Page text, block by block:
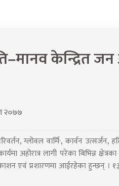
केन्द्रित
२०७७
ग्लोवल वार्मि·, कार्वन उत्सर्जन,
अहोरात्र लागी परेका बिभिन्न
एवं प्रशारणमा आईरहेका हुन्छन् ।